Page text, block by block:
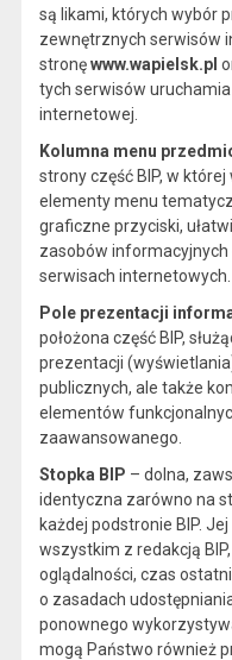
są likami, których wybór
zewnętrznych serwisów
stronęwww.wapielsk.pl
tych serwisów
internetowej.
Kolumna menu
strony część BIP, w
elementy menu
graficzne przyciski,
zasobów informacyjnych
serwisach internetowych.
Pole prezentacji
położona część BIP,
prezentacji
publicznych, ale także
elementów
zaawansowanego.
Stopka BIP – dolna,
identyczna zarówno na
każdej podstronie BIP.
wszystkim z redakcją
oglądalności, czas
o zasadach
ponownego
mogą Państwo również